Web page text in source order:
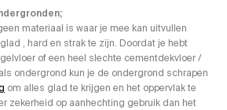
materiaal is waar je mee kan uitvullen
, hard en strak te zijn. Doordat je hebt
of een heel slechte cementdekvloer /
ondergrond kun je de ondergrond schrapen
om alles glad te krijgen en het oppervlak te
zekerheid op aanhechting gebruik dan het